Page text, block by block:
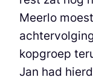
Meerlo
kopgroep
Jan had